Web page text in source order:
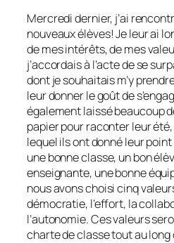
Mercredi dernier, j’ai
nouveaux élèves! Je leur ai
de mes intérêts, de mes
j’accordais à l’acte de se
dont je souhaitais m’y
leur donner le goût de
également laissé beaucoup
papier pour raconter leur
lequel ils ont donné leur point
une bonne classe, un bon
enseignante, une bonne
nous avons choisi cinq
démocratie, l’effort, la
l’autonomie. Ces valeurs
charte de classe tout au long